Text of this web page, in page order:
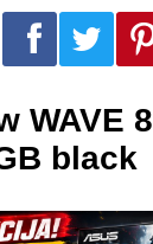
Podeli na Facebook-u Podeli na Twitter-u
WAVE 8
black